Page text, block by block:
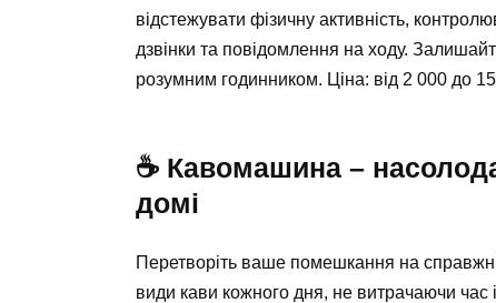
відстежувати фізичну активність,
дзвінки та повідомлення на ходу.
розумним годинником. Ціна: від 2 000 до
☕ Кавомашина –
домі
Перетворіть ваше помешкання на
види кави кожного дня, не витрачаючи